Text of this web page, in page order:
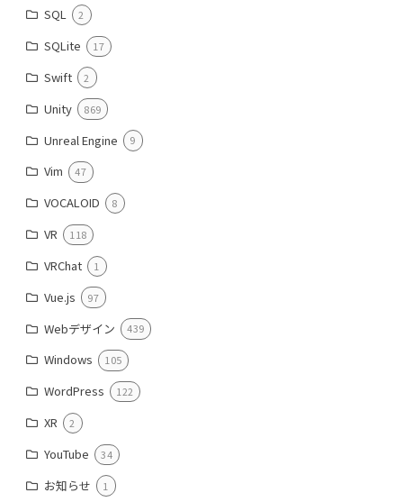
SQL 2
SQLite 17
Swift 2
Unity 869
Unreal Engine 9
Vim 47
VOCALOID 8
VR 118
VRChat 1
Vue.js 97
Webデザイン 439
Windows 105
WordPress 122
XR 2
YouTube 34
お知らせ 1